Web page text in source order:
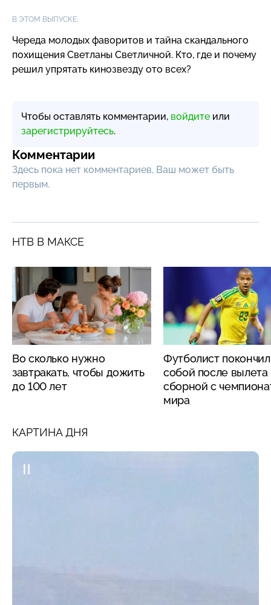
В ЭТОМ ВЫПУСКЕ:
Череда молодых фаворитов и тайна скандального
похищения Светланы Светличной. Кто, где и почему
решил упрятать кинозвезду ото всех?
Чтобы оставлять комментарии, войдите или
зарегистрируйтесь.
Комментарии
Здесь пока нет комментариев, Ваш может быть
первым.
НТВ В МАКСЕ
Во сколько нужно
завтракать, чтобы дожить
до 100 лет
Футболист
собой после вылета
сборной с
мира
КАРТИНА ДНЯ